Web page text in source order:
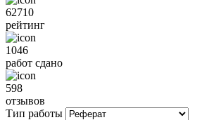
62710
рейтинг
1046
работ сдано
598
отзывов
Тип работы